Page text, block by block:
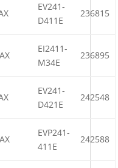
EV241-
D411E
236815
EI2411-
M34E
236895
EV241-
D421E
242548
EVP241-
411E
242588